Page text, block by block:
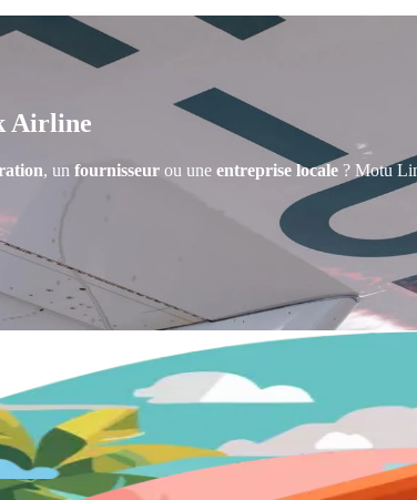
Airline
, un fournisseur ou une entreprise locale ? Motu
acteurs du territoire